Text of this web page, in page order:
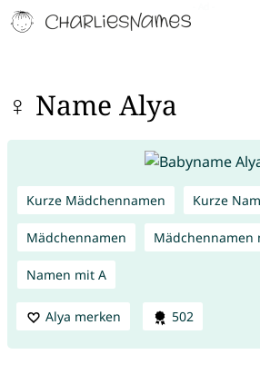
♀ Name Alya
Kurze Mädchennamen Kurze
Mädchennamen Mädchennamen
Namen mit A
Alya merken 502